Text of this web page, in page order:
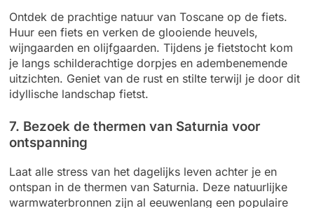
Ontdek de prachtige natuur van Toscane op de fiets.
Huur een fiets en verken de glooiende heuvels,
wijngaarden en olijfgaarden. Tijdens je fietstocht kom
je langs schilderachtige dorpjes en adembenemende
uitzichten. Geniet van de rust en stilte terwijl je door dit
idyllische landschap fietst.
7. Bezoek de thermen van Saturnia voor
ontspanning
Laat alle stress van het dagelijks leven achter je en
ontspan in de thermen van Saturnia. Deze natuurlijke
warmwaterbronnen zijn al eeuwenlang een populaire